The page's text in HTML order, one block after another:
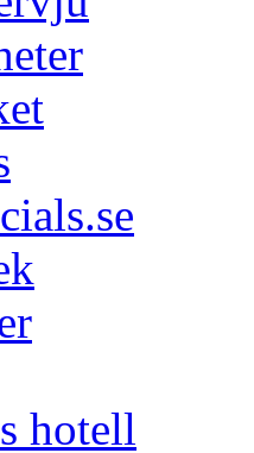
hotell